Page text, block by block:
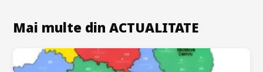
Mai multe din ACTUALITATE